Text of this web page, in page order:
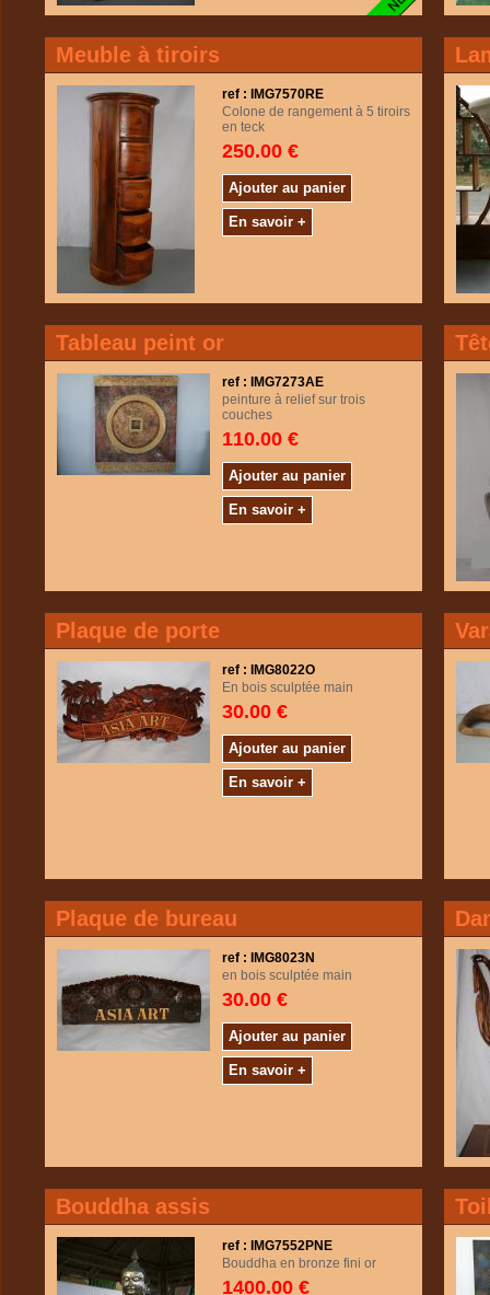
Meuble à tiroirs
ref : IMG7570RE
Colone de rangement à 5 tiroirs
en teck
250.00 €
Ajouter au panier
En savoir +
Tableau peint or
ref : IMG7273AE
peinture à relief sur trois
couches
110.00 €
Ajouter au panier
En savoir +
Plaque de porte
ref : IMG8022O
En bois sculptée main
30.00 €
Ajouter au panier
En savoir +
Plaque de bureau
ref : IMG8023N
en bois sculptée main
30.00 €
Ajouter au panier
En savoir +
Bouddha assis
ref : IMG7552PNE
Bouddha en bronze fini or
1400.00 €